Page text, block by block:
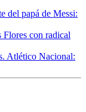
del papá de Messi:
Flores con radical
Atlético Nacional: